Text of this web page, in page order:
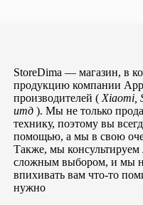
StoreDima — магазин, в
продукцию компании
производителей ( Xiaomi,
итд). Мы не только
технику, поэтому вы
помощью, а мы в свою
Также, мы консультируем
сложным выбором, и мы
впихивать вам что-то
нужно